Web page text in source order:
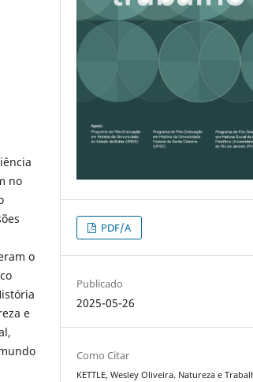
no
o
e
PDF/A
Publicado
2025-05-26
Como Citar
KETTLE, Wesley Oliveira. Natureza e